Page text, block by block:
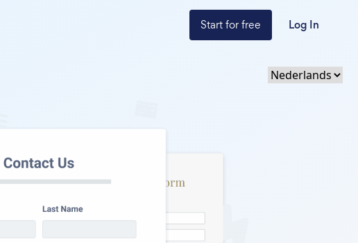
Start for free Log In